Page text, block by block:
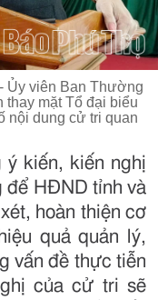
Ủy viên Ban Thường
mặt Tổ đại biểu
nội dung cử tri quan
ý kiến, kiến nghị
để HĐND tỉnh và
hoàn thiện cơ
quả quản lý,
vấn đề thực tiễn
của cử tri sẽ